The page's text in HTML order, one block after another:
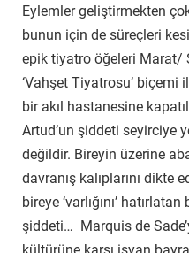
Eylemler geliştirmekten
bunun için de süreçleri
epik tiyatro öğeleri Marat/
‘Vahşet Tiyatrosu’ biçemi
bir akıl hastanesine
Artud’un şiddeti seyirciye
değildir. Bireyin üzerine
davranış kalıplarını dikte
bireye ‘varlığını’
şiddeti… Marquis de